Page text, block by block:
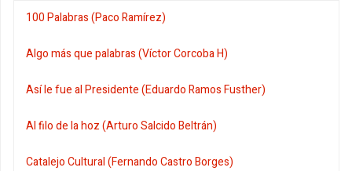
100 Palabras (Paco Ramírez)
Algo más que palabras (Víctor Corcoba H)
Así le fue al Presidente (Eduardo Ramos Fusther)
Al filo de la hoz (Arturo Salcido Beltrán)
Catalejo Cultural (Fernando Castro Borges)